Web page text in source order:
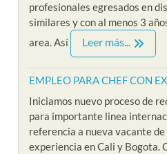
profesionales egresados en
similares y con al menos 3
area. Así
Leer más...
EMPLEO PARA CHEF CON
Iniciamos nuevo proceso de
para importante linea
referencia a nueva vacante
experiencia en Cali y Bogota.